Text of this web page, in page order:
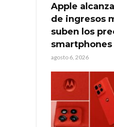
Apple
de ingresos
suben los
agosto 6, 2026